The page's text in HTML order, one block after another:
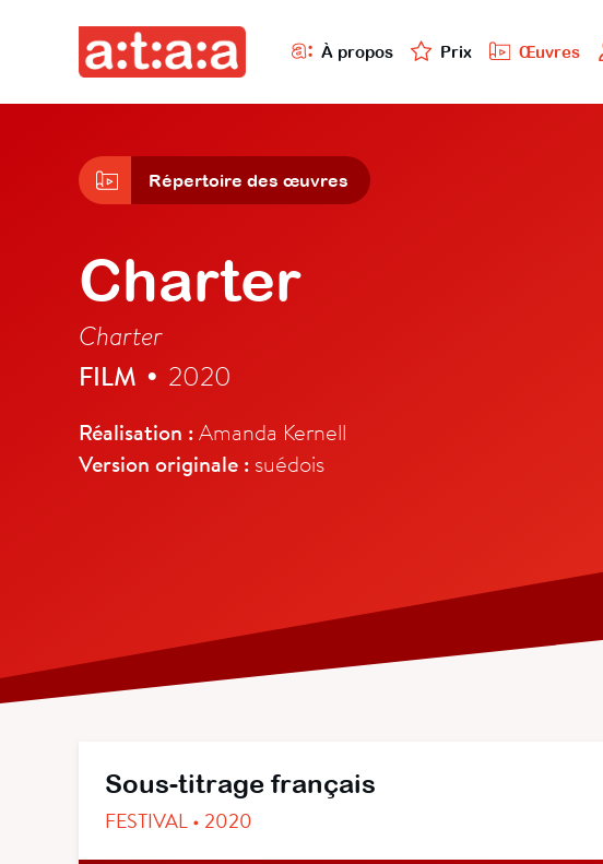
À propos Prix Œuvres
Répertoire des œuvres
Charter
Charter
FILM • 2020
Réalisation :Amanda Kernell
Version originale : suédois
Sous-titrage français
FESTIVAL • 2020